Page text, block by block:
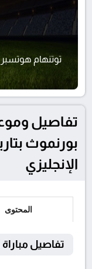
توتنهام هوتسبر
تفاصيل
الإنجليزي
المحتوى
تفاصيل